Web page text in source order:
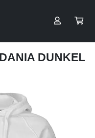
DUNKEL